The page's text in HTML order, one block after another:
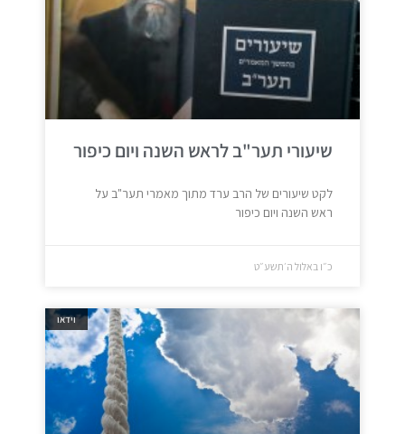
שיעורי תער"ב לראש השנה ויום כיפור
לקט שיעורים של הרב ערד מתוך מאמרי תער"ב על
ראש השנה ויום כיפור
כ״ו באלול ה׳תשע״ט
וידאו